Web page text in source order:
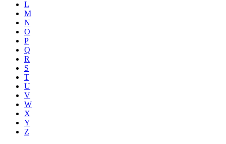
L
M
N
O
P
Q
R
S
T
U
V
W
X
Y
Z